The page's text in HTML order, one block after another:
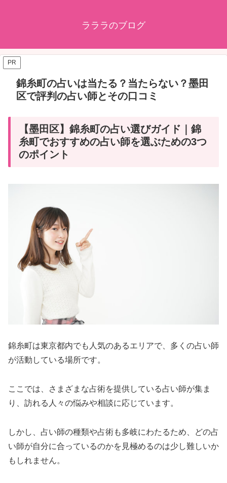
ラララのブログ
PR
錦糸町の占いは当たる？当たらない？墨田
区で評判の占い師とその口コミ
【墨田区】錦糸町の占い選びガイド｜錦
糸町でおすすめの占い師を選ぶための3つ
のポイント
錦糸町は東京都内でも人気のあるエリアで、多くの占い師
が活動している場所です。
ここでは、さまざまな占術を提供している占い師が集ま
り、訪れる人々の悩みや相談に応じています。
しかし、占い師の種類や占術も多岐にわたるため、どの占
い師が自分に合っているのかを見極めるのは少し難しいか
もしれません。